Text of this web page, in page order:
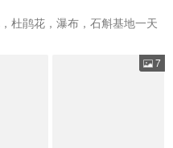
杜鹃花，瀑布，石斛基地一天
7